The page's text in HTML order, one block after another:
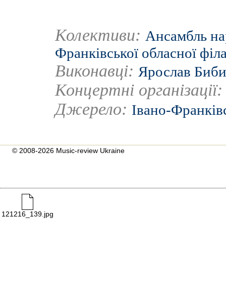
Колективи: Ансамбль
Франківської обласної
Виконавці: Ярослав
Концертні
Джерело: Івано-
© 2008-2026 Music-review Ukraine
121216_139.jpg